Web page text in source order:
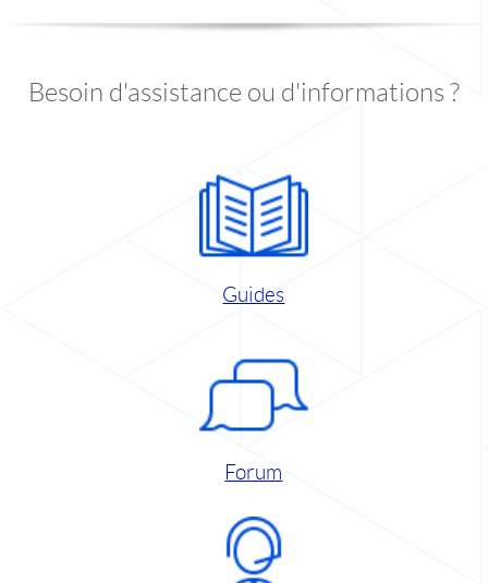
Besoin d'assistance ou d'informations ?
Guides
Forum